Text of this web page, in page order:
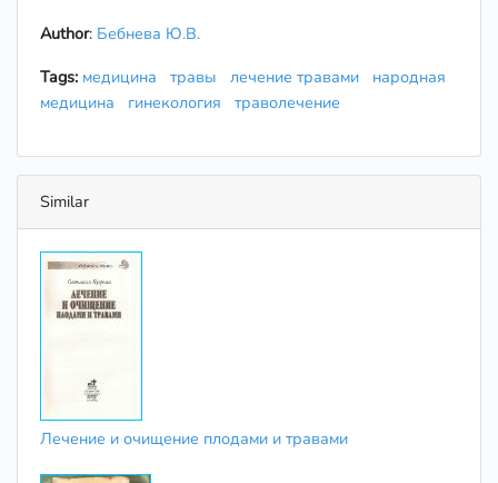
Author: Бебнева Ю.В.
Tags: медицина травы лечение травами
народная
медицина
гинекология траволечение
Similar
Лечение и очищение плодами и травами